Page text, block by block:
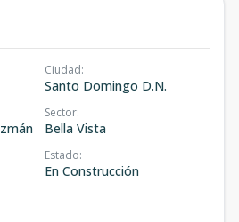
Ciudad:
Santo Domingo D.N.
Sector:
Bella Vista
Estado:
En Construcción